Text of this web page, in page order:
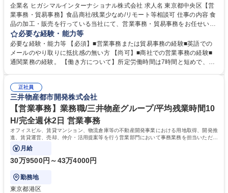
企業名 ヒガシマルインターナショナル株式会社 求人名 東京都中央区【営
業事務・貿易事務】食品商社/残業少なめ/リモート等相談可 仕事の内容 食
品の加工・販売を行っている当社にて、営業事務・貿易事務をお任せいた
します。営業社員のサポートポジションとして、受発注から海外工場との
調整まで幅広く対応し、当社事業の根幹を支えていただきます。 ■受発注
業務、請求書発行 ■海外工場とのスケジュール調整 ■在庫管理 ■輸入書類
の確認・作成 ■配送手配 ■通関業者を通して行う輸出入業全般 ■倉庫との
ルプロデュースしているため、商品に関わる全ての業務をサポート頂きま
す。 募集職種 東京都中央区【営業事務・貿易事務】食品商社/残業少なめ/
リモート等相談可
必要な経験・能力等
必要な経験・能力等 【必須】■営業事務または貿易事務の経験■英語での
メールのやり取りに抵抗感の無い方 【尚可】■商社での営業事務の経験■
通関業務の経験。 【働き方について】所定労働時間は7時間と短めで、残
の強み】1991年の設立以来、外食産業を中心としたお客様の多様なニー
ズに沿った冷凍水産物等の生産・輸入・販売を一貫して手掛けています。
自社工場と海外拠点の強固な連携によるワンストップサービスが最大の強
みです。 学歴・資格 学歴：大学院 大学 語学力：英語 資格：
正社員
三井物産都市開発株式会社
【営業事務】業務職/三井物産グループ/平均残業時間10
H/完全週休2日 営業事務
オフィスビル、賃貸マンション、物流倉庫等の不動産開発事業における用地取得、開発推
進、賃貸運営、売却、仲介・活用提案等を行う営業部門において事務業務を担当いただき
ます。
月給
30万9500円～43万4000円
勤務地
東京都港区